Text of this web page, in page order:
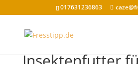
017631236863